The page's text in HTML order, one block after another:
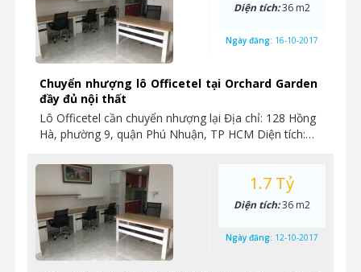
Chuyển nhượng lô Officetel tại Orchard Garden
đầy đủ nội thất
Lô Officetel cần chuyển nhượng lại Địa chỉ: 128 Hồng
Hà, phường 9, quận Phú Nhuận, TP HCM Diện tích:…
Diện tích:36 m2
Ngày đăng: 16-10-2017
1.7 Tỷ
Diện tích:36 m2
Ngày đăng: 12-10-2017